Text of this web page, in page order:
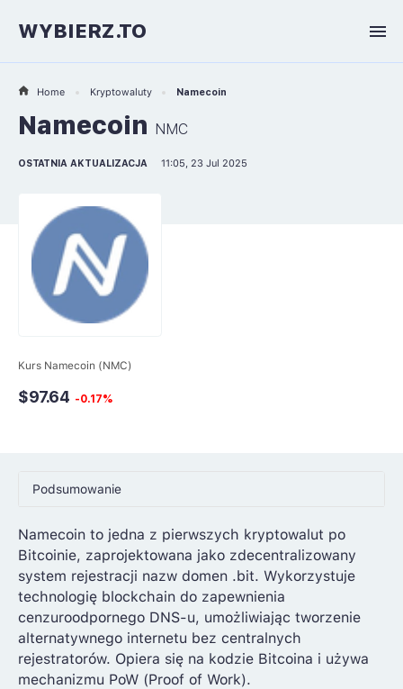
WYBIERZ.TO
Home Kryptowaluty Namecoin
Namecoin NMC
OSTATNIA AKTUALIZACJA 11:05, 23 Jul 2025
Kurs Namecoin (NMC)
$97.64 -0.17%
Podsumowanie
Rynki
Artykuły
Podobne waluty
Namecoin to jedna z pierwszych kryptowalut po
Bitcoinie, zaprojektowana jako zdecentralizowany
system rejestracji nazw domen .bit. Wykorzystuje
technologię blockchain do zapewnienia
cenzuroodpornego DNS-u, umożliwiając tworzenie
alternatywnego internetu bez centralnych
rejestratorów. Opiera się na kodzie Bitcoina i używa
mechanizmu PoW (Proof of Work).